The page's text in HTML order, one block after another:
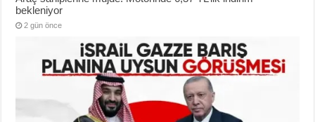
bekleniyor
2 gün önce